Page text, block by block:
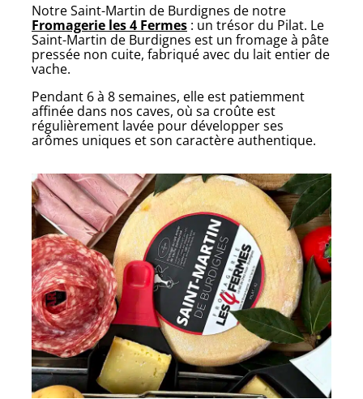
Notre Saint-Martin de Burdignes de notre
Fromagerie les 4 Fermes : un trésor du Pilat. Le
Saint-Martin de Burdignes est un fromage à pâte
pressée non cuite, fabriqué avec du lait entier de
vache.
Pendant 6 à 8 semaines, elle est patiemment
affinée dans nos caves, où sa croûte est
régulièrement lavée pour développer ses
arômes uniques et son caractère authentique.